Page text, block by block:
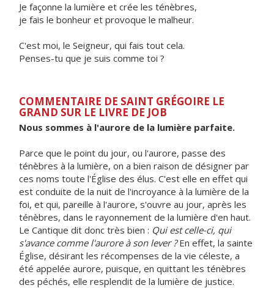
Je façonne la lumière et crée les ténèbres,
je fais le bonheur et provoque le malheur.
C'est moi, le Seigneur, qui fais tout cela.
Penses-tu que je suis comme toi ?
COMMENTAIRE DE SAINT GRÉGOIRE LE
GRAND SUR LE LIVRE DE JOB
Nous sommes à l'aurore de la lumière parfaite.
Parce que le point du jour, ou l'aurore, passe des
ténèbres à la lumière, on a bien raison de désigner par
ces noms toute l'Église des élus. C'est elle en effet qui
est conduite de la nuit de l'incroyance à la lumière de la
foi, et qui, pareille à l'aurore, s'ouvre au jour, après les
ténèbres, dans le rayonnement de la lumière d'en haut.
Le Cantique dit donc très bien : Qui est celle-ci, qui
s'avance comme l'aurore à son lever ?En effet, la sainte
Église, désirant les récompenses de la vie céleste, a
été appelée aurore, puisque, en quittant les ténèbres
des péchés, elle resplendit de la lumière de justice.